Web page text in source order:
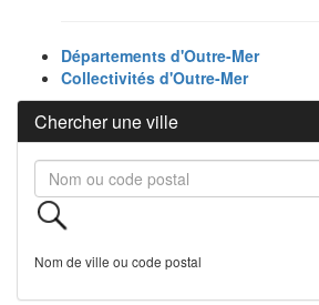
Départements d'Outre-Mer
Collectivités d'Outre-Mer
Chercher une ville
Nom de ville ou code postal